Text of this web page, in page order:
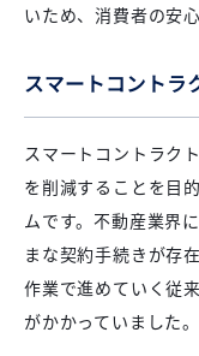
いため、消費者の安
スマートコントラ
スマートコントラク
を削減することを目
ムです。不動産業界
まな契約手続きが存
作業で進めていく従
がかかっていました。